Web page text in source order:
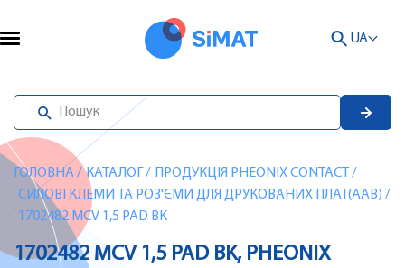
UA
ГОЛОВНА/ КАТАЛОГ / ПРОДУКЦІЯ PHEONIX CONTACT /
СИЛОВІ КЛЕМИ ТА РОЗ'ЄМИ ДЛЯ ДРУКОВАНИХ ПЛАТ(AAB) /
1702482 MCV 1,5 PAD BK
1702482 MCV 1,5 PAD BK, PHEONIX